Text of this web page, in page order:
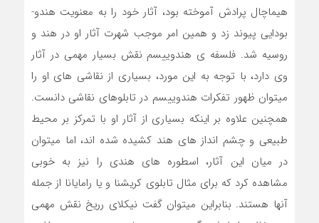
هیماچال پرادش آموخته بود، آثار خود را به معنویت هندو-
بودایی پیوند زد و همین امر موجب شهرت آثار او در هند و
روسیه شد. فلسفه ی هندوییسم نقش بسیار مهمی در آثار
وی دارد، با توجه به این مورد، بسیاری از نقاشی های او را
میتوان ظهور تفکرات هندوییسم در تابلوهای نقاشی دانست.
همچنین علاوه بر اینکه بسیاری از آثار او با تمرکز بر محیط
طبیعی و چشم انداز های هند کشیده شده اند، اما میتوان
در میان این آثار، اسطوره های هندی را نیز به خوبی
مشاهده کرد که برای مثال تابلوی کریشنا و یا رامایانا از جمله
آنها هستند. بنابراین میتوان گفت نیکلای رریخ نقش مهمی